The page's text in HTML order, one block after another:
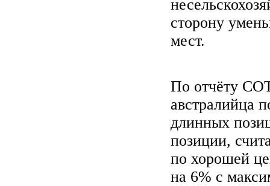
сторону
мест.
По отчёту
австралийца
длинных
позиции,
по хорошей
на 6% с